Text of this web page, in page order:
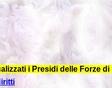
i Presidi delle Forze